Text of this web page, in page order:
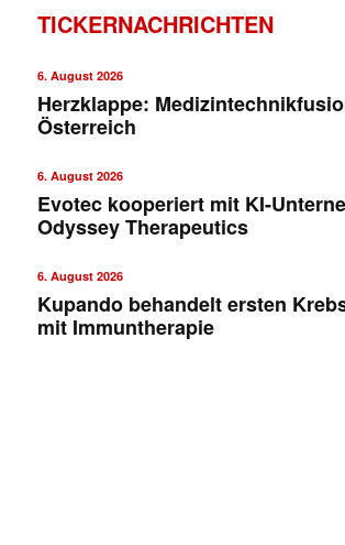
TICKERNACHRICHTEN
6. August 2026
Herzklappe:
Österreich
6. August 2026
Evotec kooperiert mit KI-
Odyssey Therapeutics
6. August 2026
Kupando behandelt ersten
mit Immuntherapie